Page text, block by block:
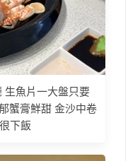
生魚片一大盤只要
蟹膏鮮甜 金沙中卷
下飯